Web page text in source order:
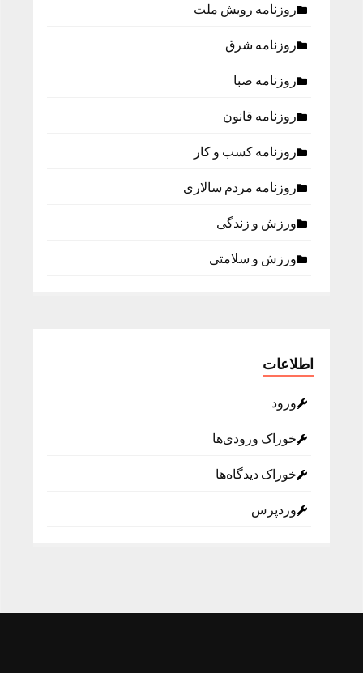
روزنامه رویش ملت
روزنامه شرق
روزنامه صبا
روزنامه قانون
روزنامه كسب و كار
روزنامه مردم سالاری
ورزش و زندگی
ورزش و سلامتی
اطلاعات
ورود
خوراک ورودی‌ها
خوراک دیدگاه‌ها
وردپرس